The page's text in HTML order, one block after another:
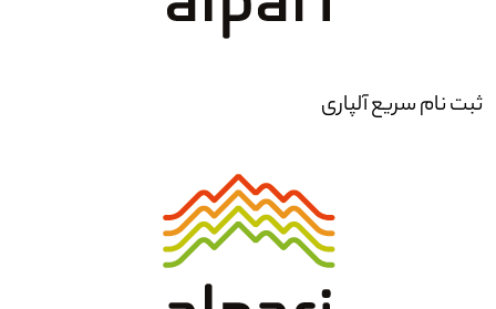
ثبت نام سریع آلپاری